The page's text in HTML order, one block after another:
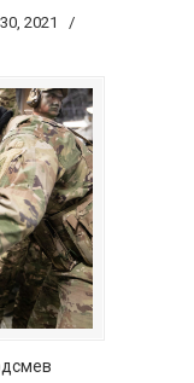
2021
/